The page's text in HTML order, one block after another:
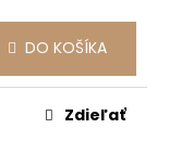
DO KOŠÍKA
Zdieľať